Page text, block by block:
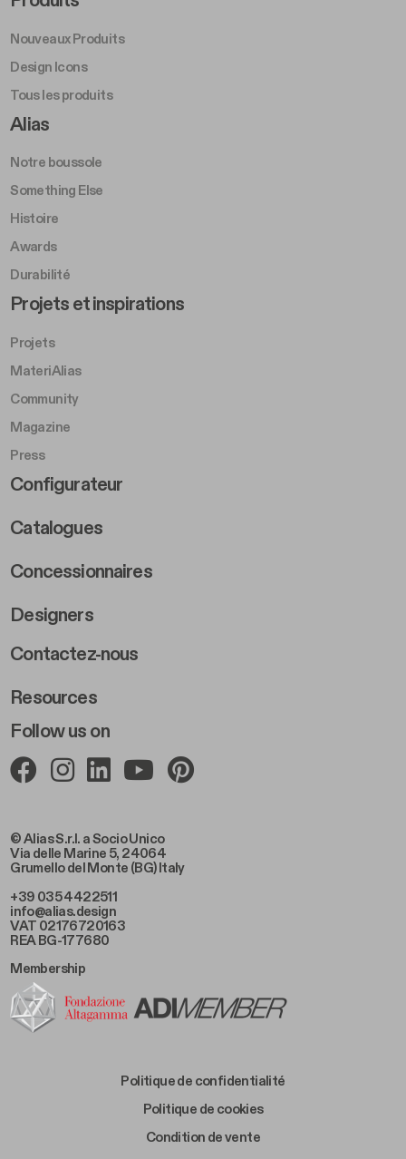
© Alias S.r.l. a Socio Unico
Via delle Marine 5, 24064
Grumello del Monte (BG) Italy
+39 035 4422511
info@alias.design
VAT 02176720163
REA BG-177680
Nouveaux Produits
Design Icons
Tous les produits
Footer Right A
Alias
Notre boussole
Something Else
Histoire
Awards
Durabilité
Follow us on
Footer Left Middle B
Projets et inspirations
Projets
MateriAlias
Community
Magazine
Press
Footer Right Middle B
Configurateur
Catalogues
Concessionnaires
Designers
Footer Right 2
Contactez-nous
Resources
Membership
Footer Bottom Left
Politique de confidentialité
Footer Bottom Left Middle
Politique de cookies
Footer Bottom Right Middle
Condition de vente